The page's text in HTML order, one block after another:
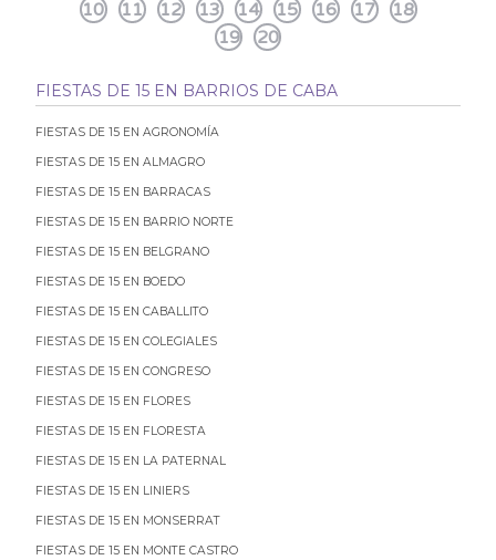
10 11 12 13 14 15 16 17
18
19
20
FIESTAS DE 15 EN BARRIOS DE CABA
FIESTAS DE 15 EN AGRONOMÍA
FIESTAS DE 15 EN ALMAGRO
FIESTAS DE 15 EN BARRACAS
FIESTAS DE 15 EN BARRIO NORTE
FIESTAS DE 15 EN BELGRANO
FIESTAS DE 15 EN BOEDO
FIESTAS DE 15 EN CABALLITO
FIESTAS DE 15 EN COLEGIALES
FIESTAS DE 15 EN CONGRESO
FIESTAS DE 15 EN FLORES
FIESTAS DE 15 EN FLORESTA
FIESTAS DE 15 EN LA PATERNAL
FIESTAS DE 15 EN LINIERS
FIESTAS DE 15 EN MONSERRAT
FIESTAS DE 15 EN MONTE CASTRO